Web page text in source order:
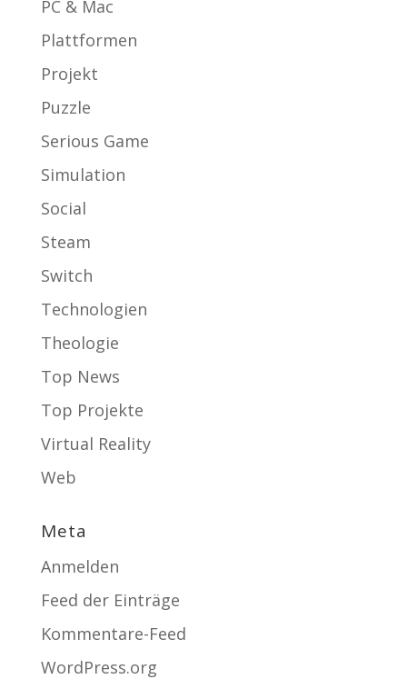
PC & Mac
Plattformen
Projekt
Puzzle
Serious Game
Simulation
Social
Steam
Switch
Technologien
Theologie
Top News
Top Projekte
Virtual Reality
Web
Meta
Anmelden
Feed der Einträge
Kommentare-Feed
WordPress.org